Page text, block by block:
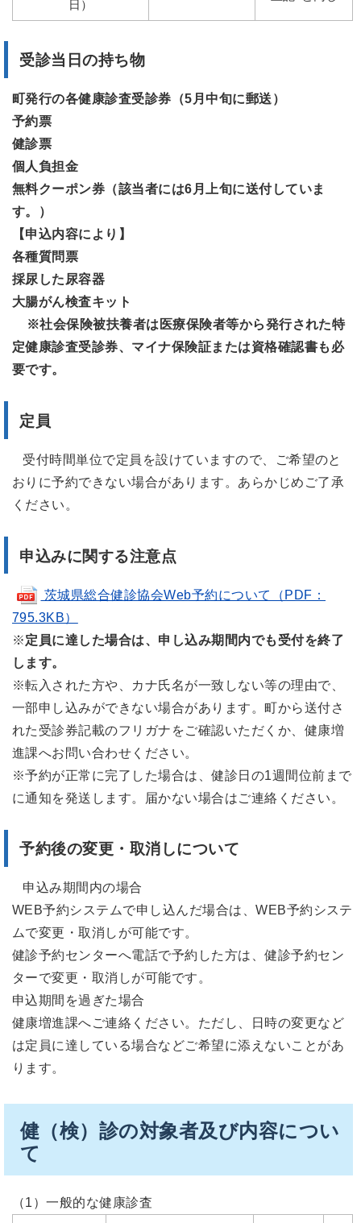
日）
受診当日の持ち物
町発行の各健康診査受診券（5月中旬に郵送）
予約票
健診票
個人負担金
無料クーポン券（該当者には6月上旬に送付していま
す。）
【申込内容により】
各種質問票
採尿した尿容器
大腸がん検査キット
※社会保険被扶養者は医療保険者等から発行された特
定健康診査受診券、マイナ保険証または資格確認書も必
要です。
定員
受付時間単位で定員を設けていますので、ご希望のと
おりに予約できない場合があります。あらかじめご了承
ください。
申込みに関する注意点
茨城県総合健診協会Web予約について（PDF：
795.3KB）
※定員に達した場合は、申し込み期間内でも受付を終了
します。
※転入された方や、カナ氏名が一致しない等の理由で、
一部申し込みができない場合があります。町から送付さ
れた受診券記載のフリガナをご確認いただくか、健康増
進課へお問い合わせください。
※予約が正常に完了した場合は、健診日の1週間位前まで
に通知を発送します。届かない場合はご連絡ください。
予約後の変更・取消しについて
申込み期間内の場合
WEB予約システムで申し込んだ場合は、WEB予約システ
ムで変更・取消しが可能です。
健診予約センターへ電話で予約した方は、健診予約セン
ターで変更・取消しが可能です。
申込期間を過ぎた場合
健康増進課へご連絡ください。ただし、日時の変更など
は定員に達している場合などご希望に添えないことがあ
ります。
健（検）診の対象者及び内容につい
て
（1）一般的な健康診査